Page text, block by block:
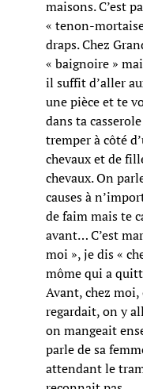
maisons. C’est
« tenon-
draps. Chez
« baignoire »
il suffit d’aller
une pièce et te
dans ta
tremper à côté
chevaux et de
chevaux. On
causes à
de faim mais te
avant… C’est
moi », je dis «
môme qui a
Avant, chez
regardait, on y
on mangeait
parle de sa
attendant le